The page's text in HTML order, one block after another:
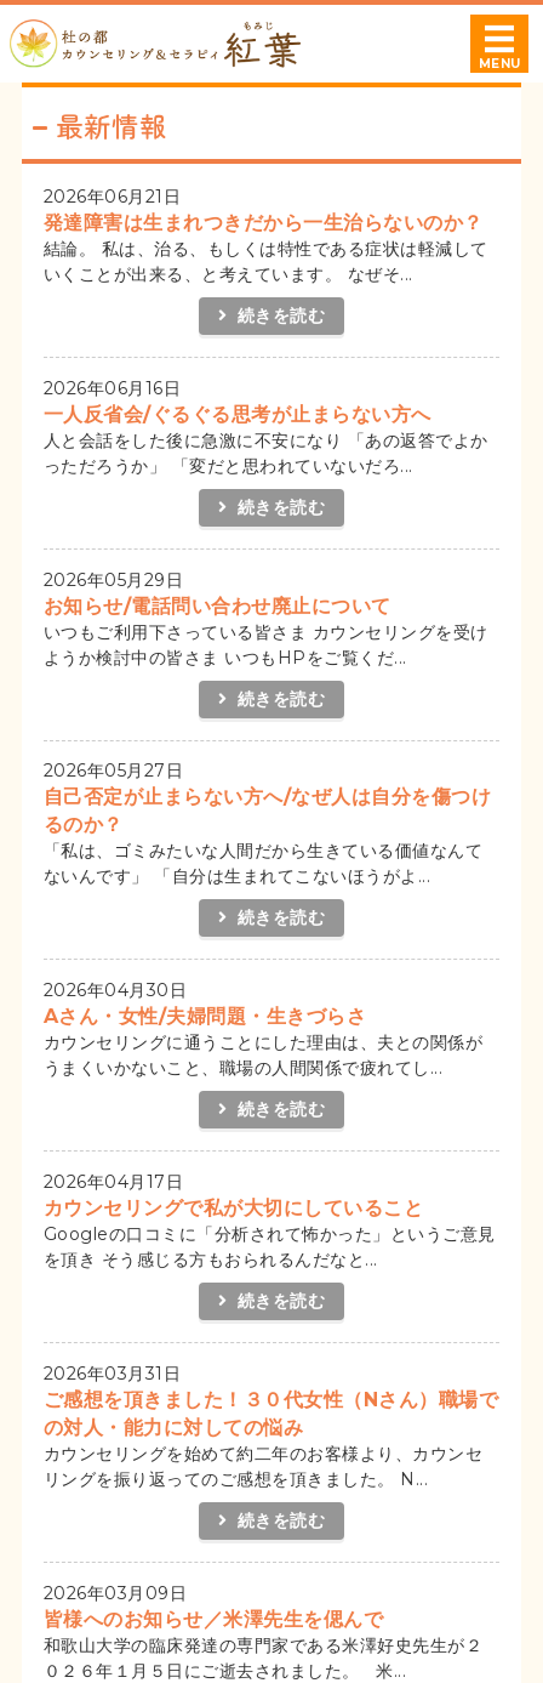
杜の都カウン
MENU
ホーム
プロフィール
相談可能な症状・お悩み
料金案内
最新情報
2026年06月21日
発達障害は生まれつきだから一生治らないのか？
結論。 私は、治る、もしくは特性である症状は軽減して
いくことが出来る、と考えています。 なぜそ...
続きを読む
2026年06月16日
一人反省会/ぐるぐる思考が止まらない方へ
人と会話をした後に急激に不安になり 「あの返答でよか
っただろうか」 「変だと思われていないだろ...
続きを読む
2026年05月29日
お知らせ/電話問い合わせ廃止について
いつもご利用下さっている皆さま カウンセリングを受け
ようか検討中の皆さま いつもHPをご覧くだ...
続きを読む
2026年05月27日
自己否定が止まらない方へ/なぜ人は自分を傷つけ
るのか？
「私は、ゴミみたいな人間だから生きている価値なんて
ないんです」 「自分は生まれてこないほうがよ...
続きを読む
2026年04月30日
Aさん・女性/夫婦問題・生きづらさ
カウンセリングに通うことにした理由は、夫との関係が
うまくいかないこと、職場の人間関係で疲れてし...
続きを読む
2026年04月17日
カウンセリングで私が大切にしていること
Googleの口コミに「分析されて怖かった」というご意見
を頂き そう感じる方もおられるんだなと...
続きを読む
2026年03月31日
ご感想を頂きました！３０代女性（Nさん）職場で
の対人・能力に対しての悩み
カウンセリングを始めて約二年のお客様より、カウンセ
リングを振り返ってのご感想を頂きました。 N...
続きを読む
2026年03月09日
皆様へのお知らせ／米澤先生を偲んで
和歌山大学の臨床発達の専門家である米澤好史先生が２
０２６年１月５日にご逝去されました。 米...